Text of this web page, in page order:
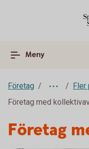
Meny
Företag
Fler
Företag med
Företag